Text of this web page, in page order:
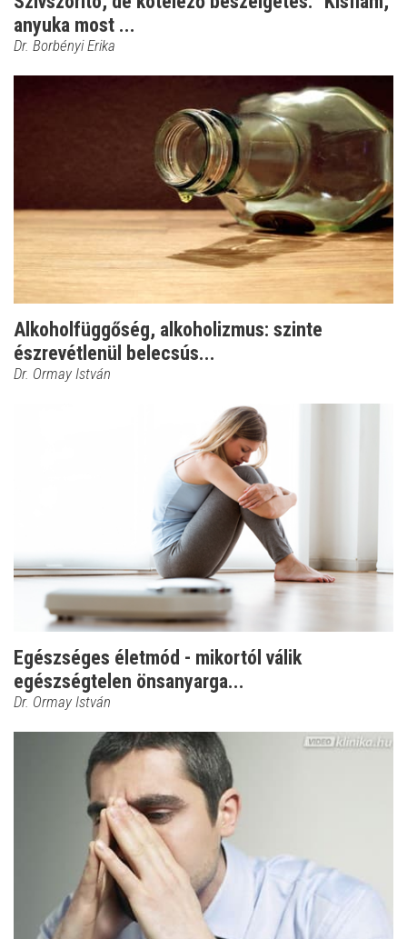
anyuka most ...
Dr. Borbényi Erika
Alkoholfüggőség, alkoholizmus: szinte
észrevétlenül belecsús...
Dr. Ormay István
Egészséges életmód - mikortól válik
egészségtelen önsanyarga...
Dr. Ormay István